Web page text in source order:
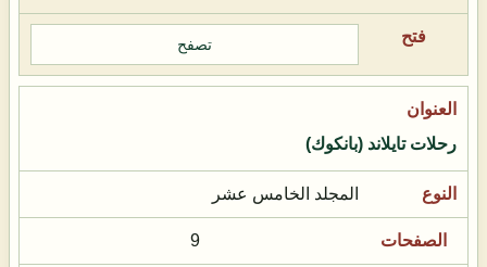
تصفح
رحلات تايلاند (بانكوك)
المجلد الخامس عشر
9